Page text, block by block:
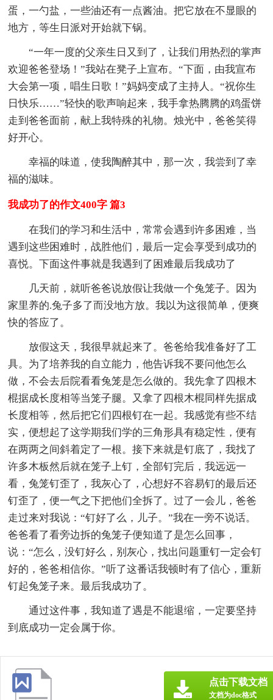
蛋，一勺盐，一些油还有一点酱油。把它放在不显眼的
地方，等生日派对开始就下锅。
“一年一度的父亲生日又到了，让我们用热烈的掌声
欢迎爸爸登场！”我站在凳子上宣布。“下面，由我宣布
大会第一项，唱生日歌！”妈妈变成了主持人。“祝你生
日快乐……”轻快的歌声响起来，我手拿热腾腾的鸡蛋饼
走到爸爸面前，献上我特殊的礼物。烛光中，爸爸笑得
好开心。
幸福的味道，使我陶醉其中，那一次，我尝到了幸
福的滋味。
我成功了的作文400字 篇3
在我们的学习和生活中，常常会遇到许多困难，当
遇到这些困难时，战胜他们，最后一定会享受到成功的
喜悦。下面这件事就是我遇到了困难最后我成功了
几天前，就听爸爸说放假让我做一个兔笼子。因为
家里养的.兔子多了而没地方放。我以为这很简单，便爽
快的答应了。
放假这天，我很早就起来了。爸爸给我准备好了工
具。为了培养我的自立能力，他告诉我不要问他怎么
做，不会去后院看看兔笼是怎么做的。我先拿了四根木
棍据成长度相等当笼子腿。又拿了四根木棍同样先据成
长度相等，然后把它们四根钉在一起。我感觉有些不结
实，便想起了这学期我们学的三角形具有稳定性，便有
在两两之间斜着定了一根。接下来就是钉底了，我找了
许多木板然后就在笼子上钉，全部钉完后，我远远一
看，兔笼钉歪了，我灰心了，心想好不容易钉的最后还
钉歪了，便一气之下把他们全拆了。过了一会儿，爸爸
走过来对我说：“钉好了么，儿子。”我在一旁不说话。
爸爸看了看旁边拆的兔笼子便知道了是怎么回事，
说：“怎么，没钉好么，别灰心，找出问题重钉一定会钉
好的，爸爸相信你。”听了这番话我顿时有了信心，重新
钉起兔笼子来。最后我成功了。
通过这件事，我知道了遇是不能退缩，一定要坚持
到底成功一定会属于你。
点击下载文档
文档为doc格式